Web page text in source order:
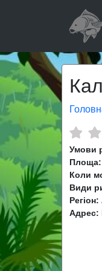
Умови
Площа:
Коли
Види
Регіон:
Адрес: